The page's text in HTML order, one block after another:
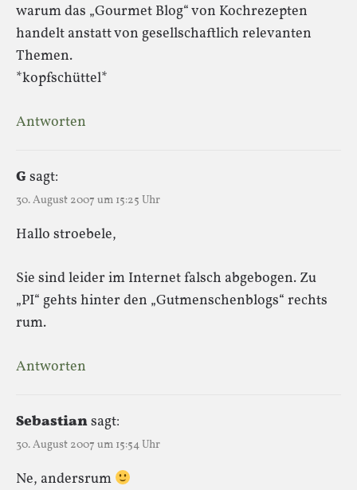
warum das „Gourmet Blog“ von Kochrezepten
handelt anstatt von gesellschaftlich relevanten
Themen.
*kopfschüttel*
Antworten
G sagt:
30. August 2007 um 15:25 Uhr
Hallo stroebele,
Sie sind leider im Internet falsch abgebogen. Zu
„PI“ gehts hinter den „Gutmenschenblogs“ rechts
rum.
Antworten
Sebastiansagt:
30. August 2007 um 15:54 Uhr
Ne, andersrum